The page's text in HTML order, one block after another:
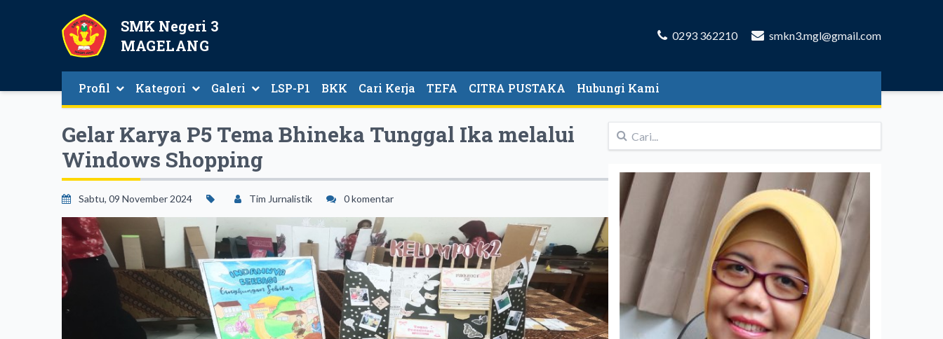
SMK Negeri 3
MAGELANG
0293 362210 smkn3.mgl@gmail.com
Profil Kategori Galeri LSP-P1 BKK Cari Kerja TEFA CITRA PUSTAKA Hubungi Kami
Gelar Karya P5 Tema Bhineka Tunggal Ika melalui
Windows Shopping
Sabtu, 09 November 2024 Tim Jurnalistik 0 komentar